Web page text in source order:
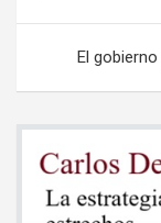
entradas
El